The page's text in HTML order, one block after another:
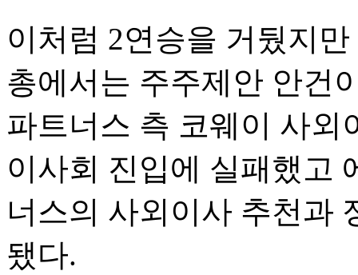
이처럼 2연승을 거뒀지
총에서는 주주제안 안건
파트너스 측 코웨이 사외
이사회 진입에 실패했고
너스의 사외이사 추천과
됐다.